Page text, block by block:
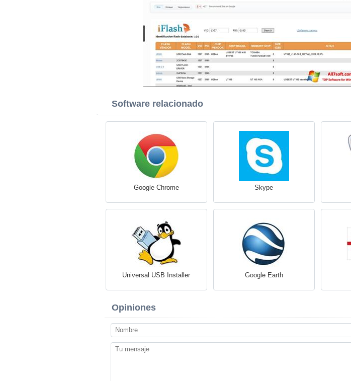
Software relacionado
Google Chrome Skype
Universal USB Installer Google Earth
Opiniones